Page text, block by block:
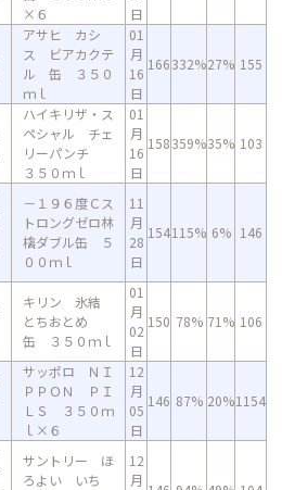
×６
日
アサヒ カシ
ス ビアカクテ
ル 缶 ３５０
ｍｌ
01
月
16
日
166332%27% 155
ハイキリザ・ス
ペシャル チェ
リーパンチ
３５０ｍｌ
01
月
16
日
158359%35% 103
－１９６度Ｃス
トロングゼロ林
檎ダブル缶 ５
００ｍｌ
11
月
28
日
154115% 6% 146
キリン 氷結
とちおとめ
缶 ３５０ｍｌ
01
月
02
日
150 78% 71% 106
サッポロ ＮＩ
ＰＰＯＮ ＰＩ
ＬＳ ３５０ｍ
ｌ×６
12
月
05
日
146 87% 20%1154
サントリー ほ
ろよい いち
12
月